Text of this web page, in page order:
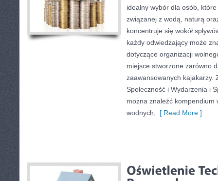
idealny wybór dla osób,
związanej z wodą, naturą
koncentruje się wokół
każdy odwiedzający może
dotyczące organizacji
miejsce stworzone zarówno
zaawansowanych kajakarzy.
Społeczność i Wydarzenia i
można znaleźć kompendium
wodnych,
[ Read More ]